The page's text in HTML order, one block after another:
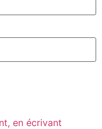
en écrivant